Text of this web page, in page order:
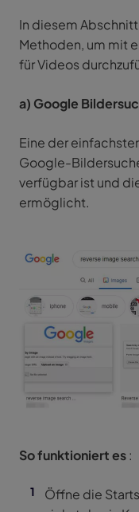
In diesem
Methoden, um mit
für Videos
a) Google
Eine der
Google-
verfügbar ist und
ermöglicht.
So funktioniert es:
Öffne die